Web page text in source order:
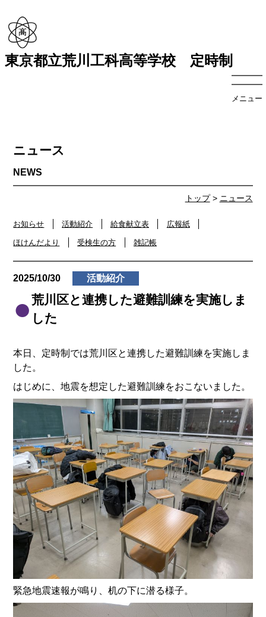
東京都立荒川工科高等学校 定時制
メニュー
トップ> ニュース
ニュース
お知らせ 活動紹介 給食献立表 広報紙
ほけんだより 受検生の方 雑記帳
2025/10/30 活動紹介
荒川区と連携した避難訓練を実施しま
した
本日、定時制では荒川区と連携した避難訓練を実施しま
した。
はじめに、地震を想定した避難訓練をおこないました。
緊急地震速報が鳴り、机の下に潜る様子。